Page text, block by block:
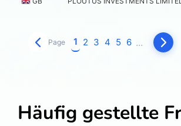
Page 1 2 3 4 5 6 ...
Häufig gestellte